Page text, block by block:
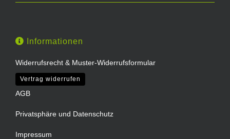
Informationen
Widerrufsrecht & Muster-Widerrufsformular
Vertrag widerrufen
AGB
Privatsphäre und Datenschutz
Impressum